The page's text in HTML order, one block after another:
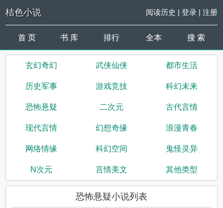
桔色小说 阅读历史 | 登录| 注册
首 页 书 库 排行 全本 搜 索
玄幻奇幻 武侠仙侠 都市生活
历史军事 游戏竞技 科幻未来
恐怖悬疑 二次元 古代言情
现代言情 幻想奇缘 浪漫青春
网络情缘 科幻空间 鬼怪灵异
N次元 言情美文 其他类型
恐怖悬疑小说列表